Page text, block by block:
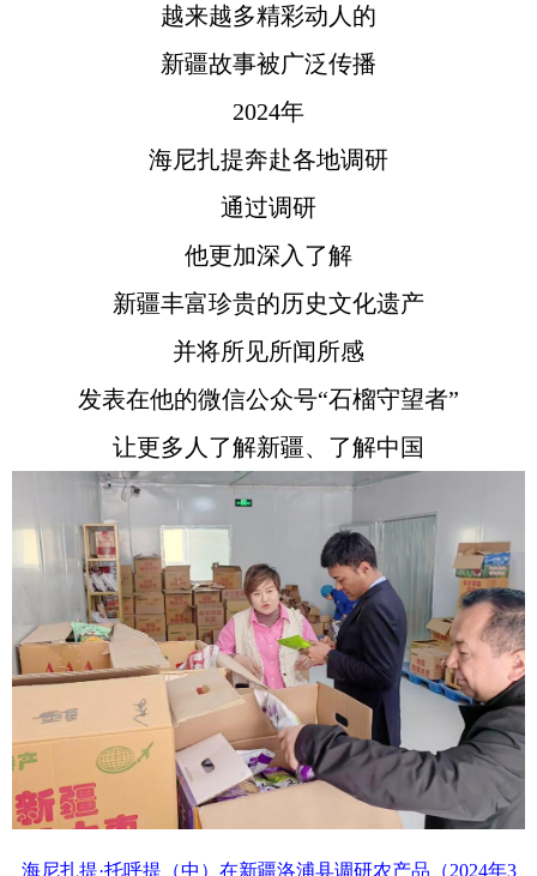
越来越多精彩动人的
新疆故事被广泛传播
2024年
海尼扎提奔赴各地调研
通过调研
他更加深入了解
新疆丰富珍贵的历史文化遗产
并将所见所闻所感
发表在他的微信公众号“石榴守望者”
让更多人了解新疆、了解中国
海尼扎提·托呼提（中）在新疆洛浦县调研农产品（2024年3